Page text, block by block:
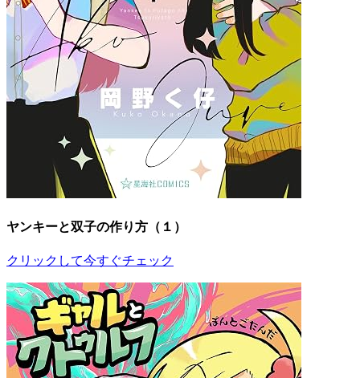
ヤンキーと双子の作り方（１）
クリックして今すぐチェック